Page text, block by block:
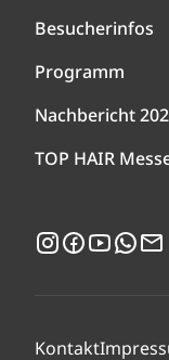
Besucherinfos
Programm
Nachbericht
TOP HAIR
Instagram
Facebook
YouTube
Kontakt